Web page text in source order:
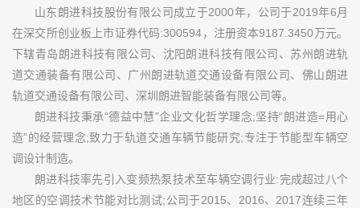
山东朗进科技股份有限公司成立于2000年，公司于2019年6月
在深交所创业板上市证券代码:300594，注册资本9187.3450万元。
下辖青岛朗进科技有限公司、沈阳朗进科技有限公司、苏州朗进轨
道交通装备有限公司、广州朗进轨道交通设备有限公司、佛山朗进
轨道交通设备有限公司、深圳朗进智能装备有限公司等。
朗进科技秉承“德益中慧”企业文化哲学理念;坚持“朗进造=用心
造”的经营理念;致力于轨道交通车辆节能研究;专注于节能型车辆空
调设计制造。
朗进科技率先引入变频热泵技术至车辆空调行业:完成超过八个
地区的空调技术节能对比测试;公司于2015、2016、2017连续三年